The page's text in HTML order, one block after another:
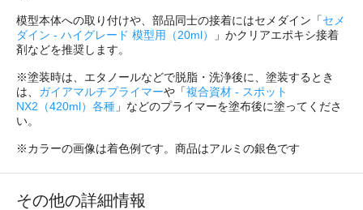
模型本体への取り付けや、部品同士の接着にはセメダイン「セメ
ダイン - ハイグレード 模型用（20ml）
」かクリアエポキシ接着
剤などを推奨します。
※塗装時は、エタノールなどで脱脂・洗浄後に、塗装するとき
は、 ガイアマルチプライマーや「複合資材 - スポット
NX2（420ml）各種 」などのプライマーを塗布後に塗ってくださ
い。
※カラーの画像は着色例です。商品はアルミの銀色です
その他の詳細情報